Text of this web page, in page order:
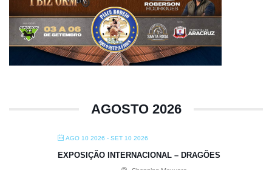
AGOSTO 2026
AGO 10 2026 - SET 10 2026
EXPOSIÇÃO INTERNACIONAL – DRAGÕES